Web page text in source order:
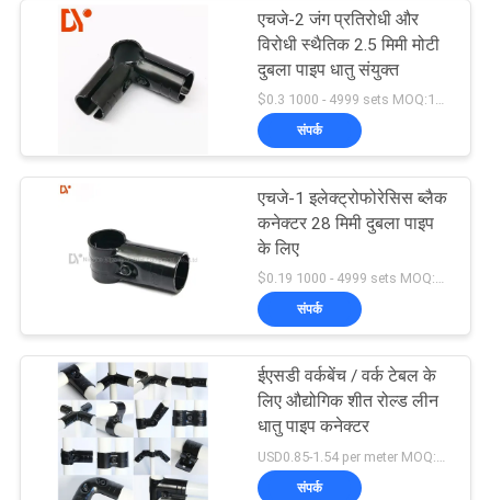
एचजे-2 जंग प्रतिरोधी और
विरोधी स्थैतिक 2.5 मिमी मोटी
दुबला पाइप धातु संयुक्त
$0.3 1000 - 4999 sets MOQ:1000
संपर्क
एचजे-1 इलेक्ट्रोफोरेसिस ब्लैक
कनेक्टर 28 मिमी दुबला पाइप
के लिए
$0.19 1000 - 4999 sets MOQ:1000
संपर्क
ईएसडी वर्कबेंच / वर्क टेबल के
लिए औद्योगिक शीत रोल्ड लीन
धातु पाइप कनेक्टर
संपर्क